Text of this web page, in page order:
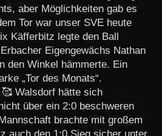
aber Möglichkeiten gab es
Tor war unser SVE heute
Käfferbitz legte den Ball
Eigengewächs Nathan
den Winkel hämmerte. Ein
„Tor des Monats“.
Walsdorf hätte sich
über ein 2:0 beschweren
brachte mit großem